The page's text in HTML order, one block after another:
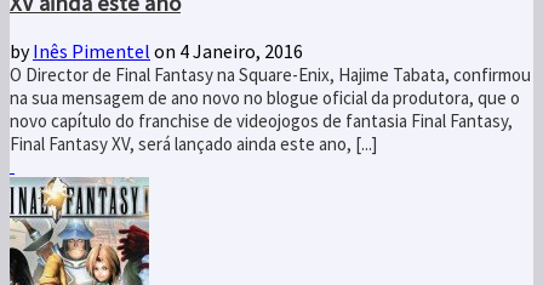
byInês Pimentel on 4 Janeiro, 2016
O Director de Final Fantasy na Square-Enix, Hajime Tabata, confirmou
na sua mensagem de ano novo no blogue oficial da produtora, que o
novo capítulo do franchise de videojogos de fantasia Final Fantasy,
Final Fantasy XV, será lançado ainda este ano, [...]